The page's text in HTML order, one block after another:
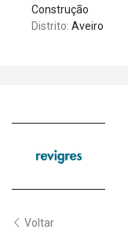
Construção
Distrito: Aveiro
Voltar